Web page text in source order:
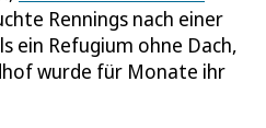
Rennings nach einer
ein Refugium ohne Dach,
wurde für Monate ihr